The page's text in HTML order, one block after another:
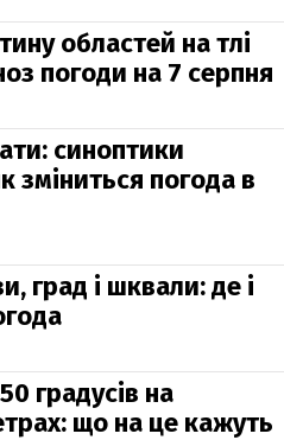
областей на тлі
погоди на 7 серпня
синоптики
зміниться погода в
град і шквали: де і
градусів на
що на це кажуть